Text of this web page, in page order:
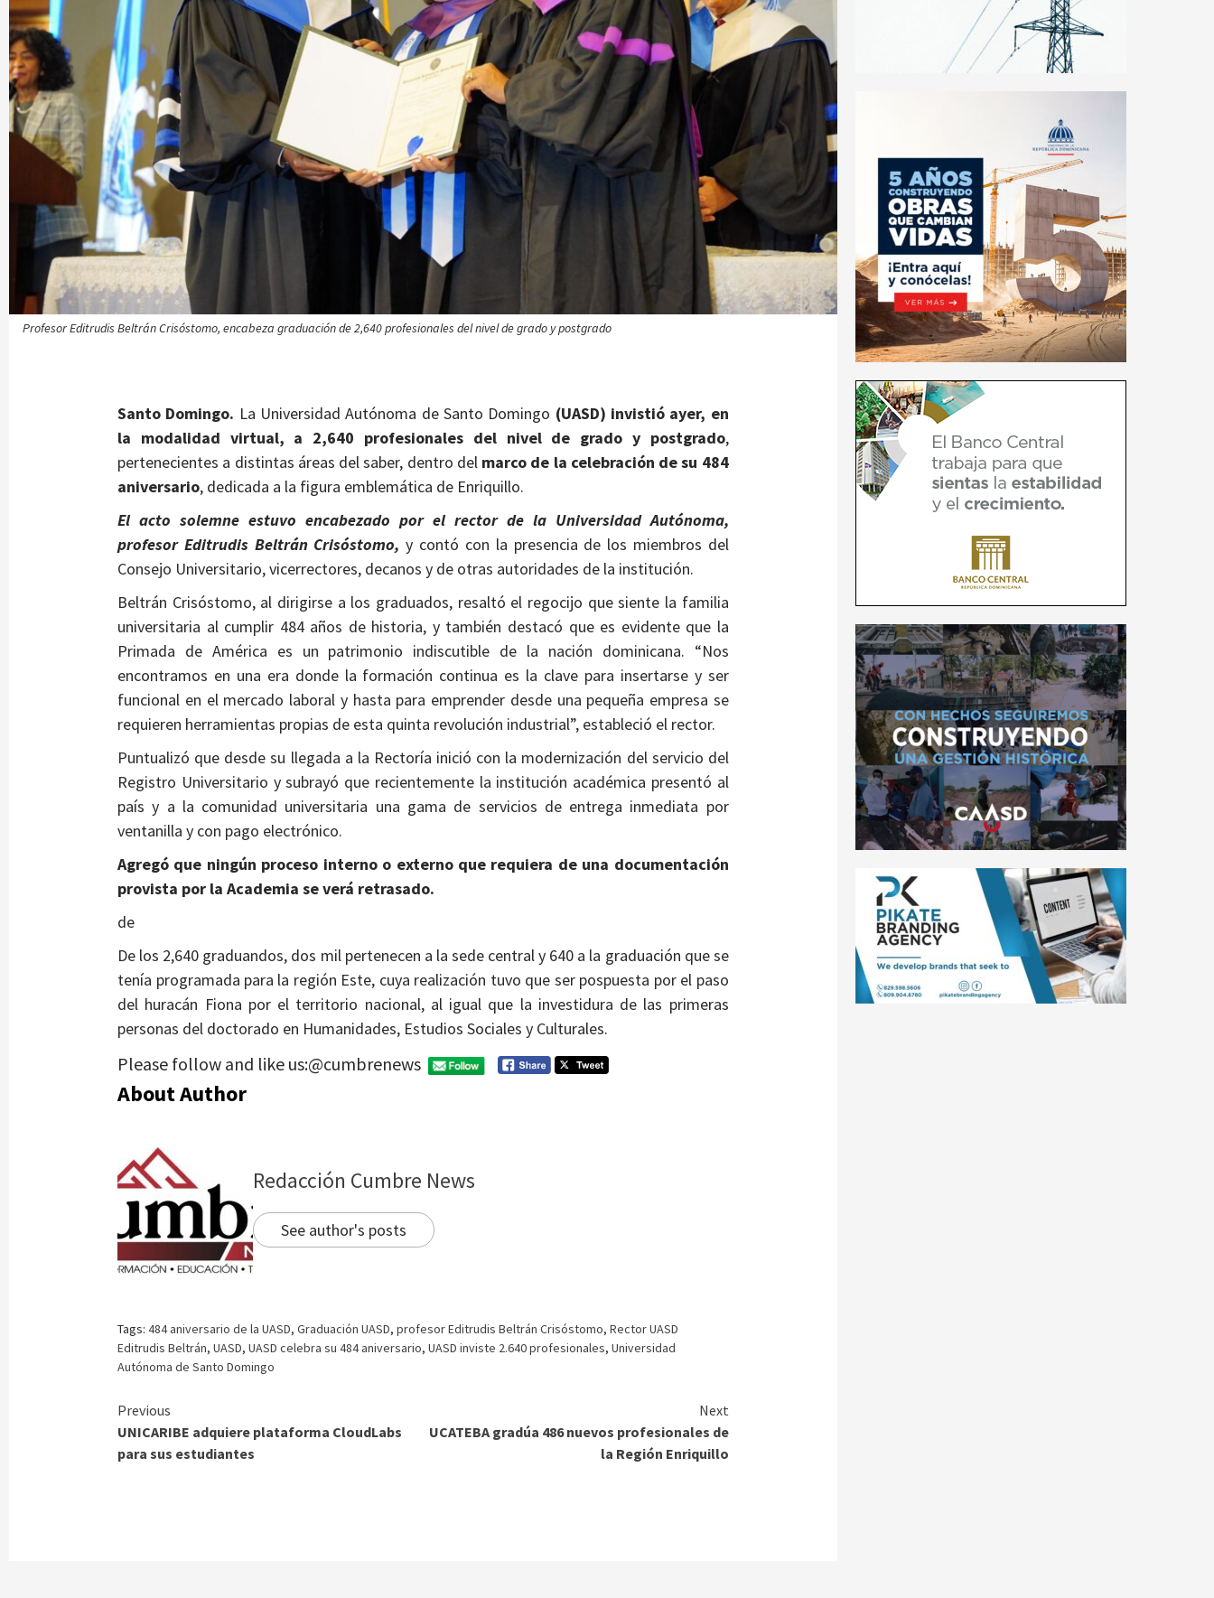
Profesor Editrudis Beltrán Crisóstomo, encabeza graduación de 2,640 profesionales del nivel de grado y postgrado
Santo Domingo. La Universidad Autónoma de Santo Domingo (UASD) invistió ayer, en
la modalidad virtual, a 2,640 profesionales del nivel de grado y postgrado,
pertenecientes a distintas áreas del saber, dentro del marco de la celebración de su 484
aniversario, dedicada a la figura emblemática de Enriquillo.
El acto solemne estuvo encabezado por el rector de la Universidad Autónoma,
profesor Editrudis Beltrán Crisóstomo, y contó con la presencia de los miembros del
Consejo Universitario, vicerrectores, decanos y de otras autoridades de la institución.
Beltrán Crisóstomo, al dirigirse a los graduados, resaltó el regocijo que siente la familia
universitaria al cumplir 484 años de historia, y también destacó que es evidente que la
Primada de América es un patrimonio indiscutible de la nación dominicana. “Nos
encontramos en una era donde la formación continua es la clave para insertarse y ser
funcional en el mercado laboral y hasta para emprender desde una pequeña empresa se
requieren herramientas propias de esta quinta revolución industrial”, estableció el rector.
Puntualizó que desde su llegada a la Rectoría inició con la modernización del servicio del
Registro Universitario y subrayó que recientemente la institución académica presentó al
país y a la comunidad universitaria una gama de servicios de entrega inmediata por
ventanilla y con pago electrónico.
Agregó que ningún proceso interno o externo que requiera de una documentación
provista por la Academia se verá retrasado.
de
De los 2,640 graduandos, dos mil pertenecen a la sede central y 640 a la graduación que se
tenía programada para la región Este, cuya realización tuvo que ser pospuesta por el paso
del huracán Fiona por el territorio nacional, al igual que la investidura de las primeras
personas del doctorado en Humanidades, Estudios Sociales y Culturales.
Please follow and like us:@cumbrenews
About Author
Redacción Cumbre News
See author's posts
Tags:484 aniversario de la UASD,Graduación UASD,profesor Editrudis Beltrán Crisóstomo,Rector UASD
Editrudis Beltrán,UASD,UASD celebra su 484 aniversario,UASD inviste 2.640 profesionales,Universidad
Autónoma de Santo Domingo
Continue
Reading
Previous
UNICARIBE adquiere plataforma CloudLabs
para sus estudiantes
Next
UCATEBA gradúa 486 nuevos profesionales de
la Región Enriquillo